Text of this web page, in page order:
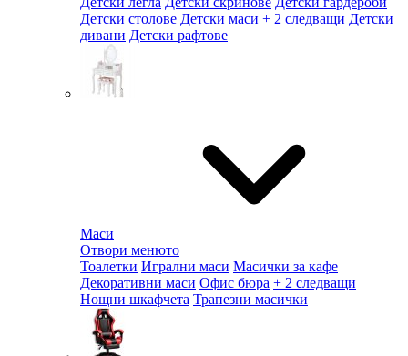
Детски столове Детски маси + 2 следващи Детски
дивани Детски рафтове
Маси
Отвори менюто
Тоалетки Игрални маси Масички за кафе
Декоративни маси Офис бюра + 2 следващи
Нощни шкафчета Трапезни масички